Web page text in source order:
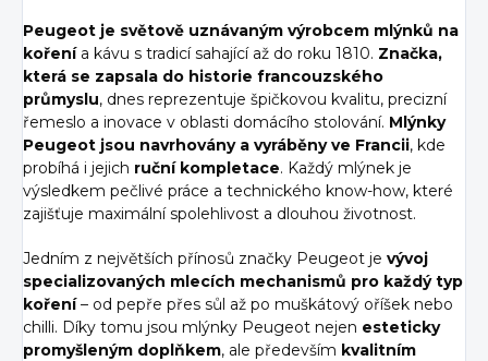
Peugeot je světově uznávaným výrobcem mlýnků na
kořenía kávu s tradicí sahající až do roku 1810. Značka,
která se zapsala do historie francouzského
průmyslu, dnes reprezentuje špičkovou kvalitu, precizní
řemeslo a inovace v oblasti domácího stolování. Mlýnky
Peugeot jsou navrhovány a vyráběny ve Francii, kde
probíhá i jejich ruční kompletace. Každý mlýnek je
výsledkem pečlivé práce a technického know-how, které
zajišťuje maximální spolehlivost a dlouhou životnost.
Jedním z největších přínosů značky Peugeot je vývoj
specializovaných mlecích mechanismů pro každý typ
koření– od pepře přes sůl až po muškátový oříšek nebo
chilli. Díky tomu jsou mlýnky Peugeot nejen esteticky
promyšleným doplňkem, ale především kvalitním